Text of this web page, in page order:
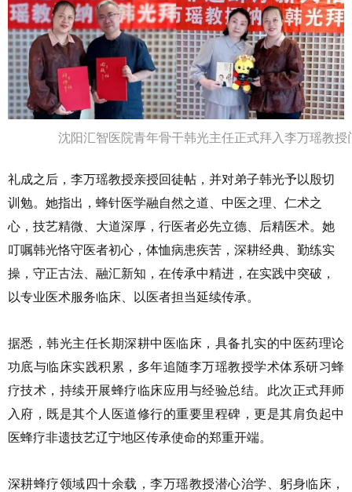
沈阳汇智医院青年骨干韩光主任正式拜入李万瑶教授
礼成之后，李万瑶教授亲授回徒帖，并对弟子韩光予以殷切
训勉。她指出，蜂针医学融自然之道、中医之理、仁术之
心，技艺精微、大道深厚，行医者必先立德、后精医术。她
叮嘱韩光恪守医者初心，体恤病患疾苦，深耕经典、勤练实
操，守正古法、融汇新知，在传承中精进，在实践中突破，
以专业医术服务临床、以医者担当延续传承。
据悉，韩光主任长期深耕中医临床，具备扎实的中医药理论
功底与临床实践积累，多年追随李万瑶教授学术体系研习蜂
疗技术，持续开展蜂疗临床应用与经验总结。此次正式拜师
入府，既是其个人医道修行的重要里程碑，更是其肩负起中
医蜂疗非遗技艺辽宁地区传承使命的郑重开端。
深耕蜂疗领域四十余载，李万瑶教授潜心治学、躬身临床，